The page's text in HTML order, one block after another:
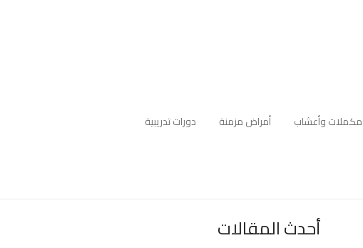
مكملات وأعشاب أمراض مزمنة
دورات تدريبية
أحدث المقالات